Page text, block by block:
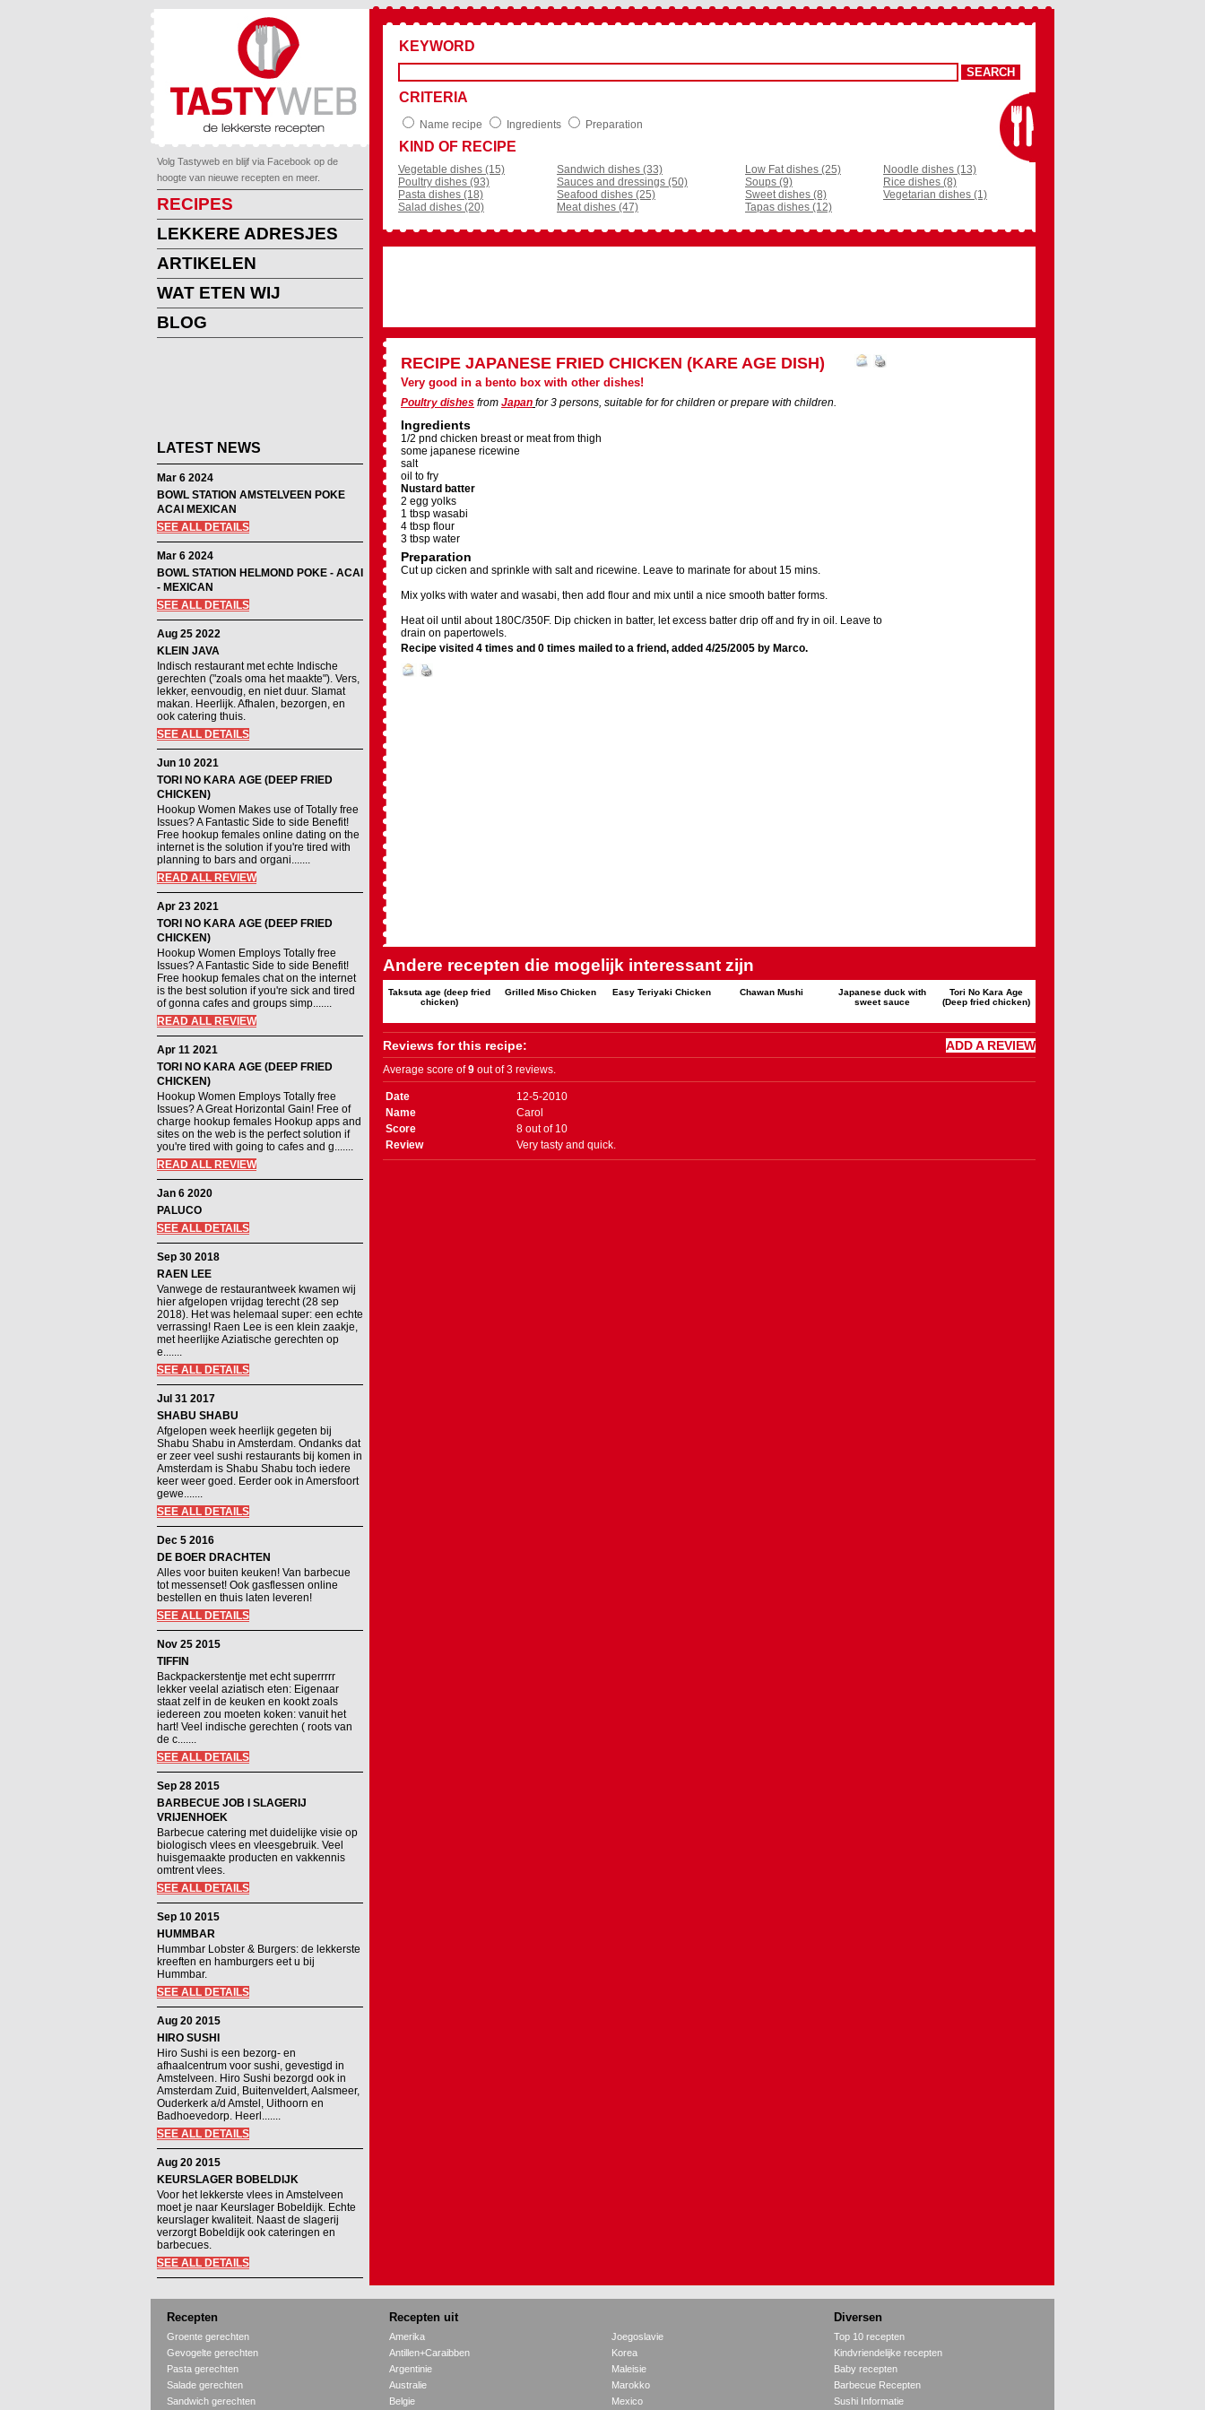
Volg Tastyweb en blijf via Facebook op de
hoogte van nieuwe recepten en meer.
RECIPES
LEKKERE ADRESJES
ARTIKELEN
WAT ETEN WIJ
BLOG
LATEST NEWS
Mar 6 2024
BOWL STATION AMSTELVEEN POKE
ACAI MEXICAN
SEE ALL DETAILS
Mar 6 2024
BOWL STATION HELMOND POKE - ACAI
- MEXICAN
SEE ALL DETAILS
Aug 25 2022
KLEIN JAVA
Indisch restaurant met echte Indische
gerechten ("zoals oma het maakte"). Vers,
lekker, eenvoudig, en niet duur. Slamat
makan. Heerlijk. Afhalen, bezorgen, en
ook catering thuis.
SEE ALL DETAILS
Jun 10 2021
TORI NO KARA AGE (DEEP FRIED
CHICKEN)
Hookup Women Makes use of Totally free
Issues? A Fantastic Side to side Benefit!
Free hookup females online dating on the
internet is the solution if you're tired with
planning to bars and organi.......
READ ALL REVIEW
Apr 23 2021
TORI NO KARA AGE (DEEP FRIED
CHICKEN)
Hookup Women Employs Totally free
Issues? A Fantastic Side to side Benefit!
Free hookup females chat on the internet
is the best solution if you're sick and tired
of gonna cafes and groups simp.......
READ ALL REVIEW
Apr 11 2021
TORI NO KARA AGE (DEEP FRIED
CHICKEN)
Hookup Women Employs Totally free
Issues? A Great Horizontal Gain! Free of
charge hookup females Hookup apps and
sites on the web is the perfect solution if
you're tired with going to cafes and g.......
READ ALL REVIEW
Jan 6 2020
PALUCO
SEE ALL DETAILS
Sep 30 2018
RAEN LEE
Vanwege de restaurantweek kwamen wij
hier afgelopen vrijdag terecht (28 sep
2018). Het was helemaal super: een echte
verrassing! Raen Lee is een klein zaakje,
met heerlijke Aziatische gerechten op
e.......
SEE ALL DETAILS
Jul 31 2017
SHABU SHABU
Afgelopen week heerlijk gegeten bij
Shabu Shabu in Amsterdam. Ondanks dat
er zeer veel sushi restaurants bij komen in
Amsterdam is Shabu Shabu toch iedere
keer weer goed. Eerder ook in Amersfoort
gewe.......
SEE ALL DETAILS
Dec 5 2016
DE BOER DRACHTEN
Alles voor buiten keuken! Van barbecue
tot messenset! Ook gasflessen online
bestellen en thuis laten leveren!
SEE ALL DETAILS
Nov 25 2015
TIFFIN
Backpackerstentje met echt superrrrr
lekker veelal aziatisch eten: Eigenaar
staat zelf in de keuken en kookt zoals
iedereen zou moeten koken: vanuit het
hart! Veel indische gerechten ( roots van
de c.......
SEE ALL DETAILS
Sep 28 2015
BARBECUE JOB I SLAGERIJ
VRIJENHOEK
Barbecue catering met duidelijke visie op
biologisch vlees en vleesgebruik. Veel
huisgemaakte producten en vakkennis
omtrent vlees.
SEE ALL DETAILS
Sep 10 2015
HUMMBAR
Hummbar Lobster & Burgers: de lekkerste
kreeften en hamburgers eet u bij
Hummbar.
SEE ALL DETAILS
Aug 20 2015
HIRO SUSHI
Hiro Sushi is een bezorg- en
afhaalcentrum voor sushi, gevestigd in
Amstelveen. Hiro Sushi bezorgd ook in
Amsterdam Zuid, Buitenveldert, Aalsmeer,
Ouderkerk a/d Amstel, Uithoorn en
Badhoevedorp. Heerl.......
SEE ALL DETAILS
Aug 20 2015
KEURSLAGER BOBELDIJK
Voor het lekkerste vlees in Amstelveen
moet je naar Keurslager Bobeldijk. Echte
keurslager kwaliteit. Naast de slagerij
verzorgt Bobeldijk ook cateringen en
barbecues.
SEE ALL DETAILS
KEYWORD
CRITERIA
Name recipe Ingredients Preparation
KIND OF RECIPE
Vegetable dishes (15)
Poultry dishes (93)
Pasta dishes (18)
Salad dishes (20)
Sandwich dishes (33)
Sauces and dressings (50)
Seafood dishes (25)
Meat dishes (47)
Low Fat dishes (25)
Soups (9)
Sweet dishes (8)
Tapas dishes (12)
Noodle dishes (13)
Rice dishes (8)
Vegetarian dishes (1)
RECIPE JAPANESE FRIED CHICKEN (KARE AGE DISH)
Very good in a bento box with other dishes!
Poultry dishes from Japan for3 persons, suitable for for children or prepare with children.
Ingredients
1/2 pnd chicken breast or meat from thigh
some japanese ricewine
salt
oil to fry
Nustard batter
2 egg yolks
1 tbsp wasabi
4 tbsp flour
3 tbsp water
Preparation
Cut up cicken and sprinkle with salt and ricewine. Leave to marinate for about 15 mins.
Mix yolks with water and wasabi, then add flour and mix until a nice smooth batter forms.
Heat oil until about 180C/350F. Dip chicken in batter, let excess batter drip off and fry in oil. Leave to
drain on papertowels.
Recipe visited 4 times and 0 times mailed to a friend, added 4/25/2005 by Marco.
Andere recepten die mogelijk interessant zijn
Taksuta age (deep fried
chicken)
Grilled Miso Chicken Easy Teriyaki Chicken Chawan Mushi
Japanese duck with
sweet sauce
Tori No Kara Age
(Deep fried chicken)
Reviews for this recipe: ADD A REVIEW
Average score of9 out of 3 reviews.
Date
12-5-2010
Name
Carol
Score
8 out of 10
Review
Very tasty and quick.
Recepten Recepten uit Diversen
Groente gerechten
Gevogelte gerechten
Pasta gerechten
Salade gerechten
Sandwich gerechten
Amerika
Antillen+Caraibben
Argentinie
Australie
Belgie
Joegoslavie
Korea
Maleisie
Marokko
Mexico
Top 10 recepten
Kindvriendelijke recepten
Baby recepten
Barbecue Recepten
Sushi Informatie